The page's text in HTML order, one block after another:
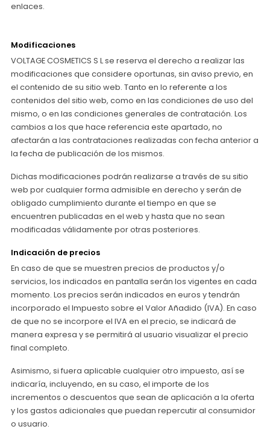
enlaces.
Modificaciones
VOLTAGE COSMETICS S L se reserva el derecho a realizar las
modificaciones que considere oportunas, sin aviso previo, en
el contenido de su sitio web. Tanto en lo referente a los
contenidos del sitio web, como en las condiciones de uso del
mismo, o en las condiciones generales de contratación. Los
cambios a los que hace referencia este apartado, no
afectarán a las contrataciones realizadas con fecha anterior a
la fecha de publicación de los mismos.
Dichas modificaciones podrán realizarse a través de su sitio
web por cualquier forma admisible en derecho y serán de
obligado cumplimiento durante el tiempo en que se
encuentren publicadas en el web y hasta que no sean
modificadas válidamente por otras posteriores.
Indicación de precios
En caso de que se muestren precios de productos y/o
servicios, los indicados en pantalla serán los vigentes en cada
momento. Los precios serán indicados en euros y tendrán
incorporado el Impuesto sobre el Valor Añadido (IVA). En caso
de que no se incorpore el IVA en el precio, se indicará de
manera expresa y se permitirá al usuario visualizar el precio
final completo.
Asimismo, si fuera aplicable cualquier otro impuesto, así se
indicaría, incluyendo, en su caso, el importe de los
incrementos o descuentos que sean de aplicación a la oferta
y los gastos adicionales que puedan repercutir al consumidor
o usuario.